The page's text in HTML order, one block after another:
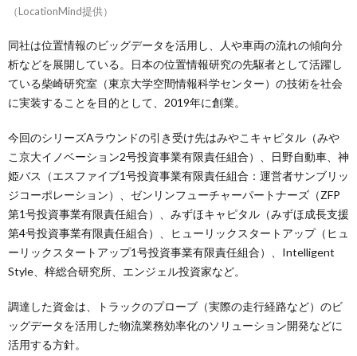
（LocationMind提供）
同社は位置情報のビッグデータを活用し、人や車両の流れの傾向分
析などを展開している。日本の位置情報研究の先駆者として活躍し
ている柴崎研究室（東京大学空間情報科学センター）の技術を社会
に実装することを目的として、2019年に創業。
今回のシリーズAラウンドの引き受け先はみやこキャピタル（みや
こ京大イノベーション2号投資事業有限責任組合）、日野自動車、神
姫バス（エスファイブ1号投資事業有限責任組合：運営者サンブリッ
ジコーポレーション）、ゼンリンフューチャーパートナーズ（ZFP
第1号投資事業有限責任組合）、みずほキャピタル（みずほ成長支援
第4号投資事業有限責任組合）、ヒューリックスタートアップ（ヒュ
ーリックスタートアップ1号投資事業有限責任組合）、Intelligent
Style、梓総合研究所、エンジェル投資家など。
調達した資金は、トラックのプローブ（実際の走行経路など）のビ
ッグデータを活用した物流業務効率化のソリューション開発などに
活用する方針。